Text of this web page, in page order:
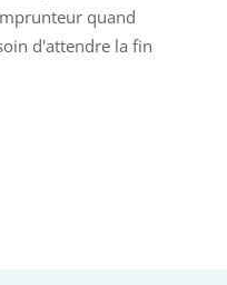
quand
d'attendre la fin